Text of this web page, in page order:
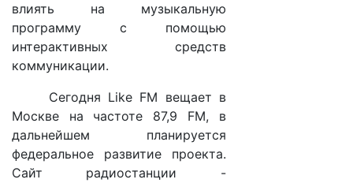
влиять на музыкальную
программу с помощью
интерактивных средств
коммуникации.
Сегодня Like FM вещает в
Москве на частоте 87,9 FM, в
дальнейшем планируется
федеральное развитие проекта.
Сайт радиостанции -